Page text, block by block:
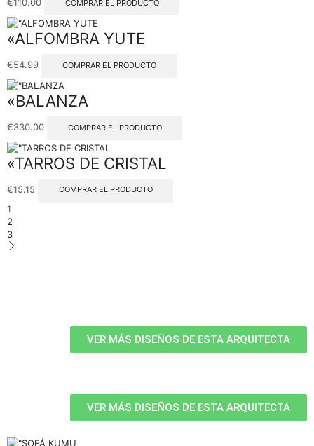
COMPRAR EL PRODUCTO
«ALFOMBRA YUTE
€54.99 COMPRAR EL PRODUCTO
«BALANZA
€330.00 COMPRAR EL PRODUCTO
«TARROS DE CRISTAL
€15.15 COMPRAR EL PRODUCTO
1
2
3
VER MÁS DISEÑOS DE ESTA ARQUITECTA
VER MÁS DISEÑOS DE ESTA ARQUITECTA